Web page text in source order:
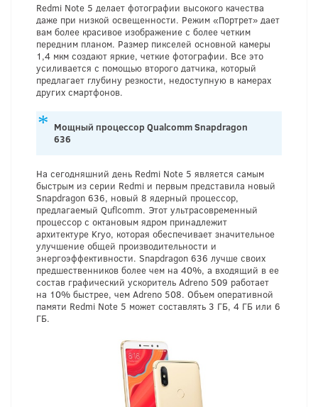
Redmi Note 5 делает фотографии высокого качества
даже при низкой освещенности. Режим «Портрет» дает
вам более красивое изображение с более четким
передним планом. Размер пикселей основной камеры
1,4 мкм создают яркие, четкие фотографии. Все это
усиливается с помощью второго датчика, который
предлагает глубину резкости, недоступную в камерах
других смартфонов.
Мощный процессор Qualcomm Snapdragon
636
На сегодняшний день Redmi Note 5 является самым
быстрым из серии Redmi и первым представила новый
Snapdragon 636, новый 8 ядерный процессор,
предлагаемый Quflcomm. Этот ультрасовременный
процессор с октановым ядром принадлежит
архитектуре Kryo, которая обеспечивает значительное
улучшение общей производительности и
энергоэффективности. Snapdragon 636 лучше своих
предшественников более чем на 40%, а входящий в ее
состав графический ускоритель Adreno 509 работает
на 10% быстрее, чем Adreno 508. Объем оперативной
памяти Redmi Note 5 может составлять 3 ГБ, 4 ГБ или 6
ГБ.